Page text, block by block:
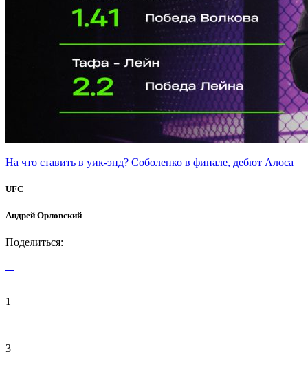
На что ставить в уик-энд? Соболенко в финале, дебют Алоса
UFC
Андрей Орловский
Поделиться:
1
3